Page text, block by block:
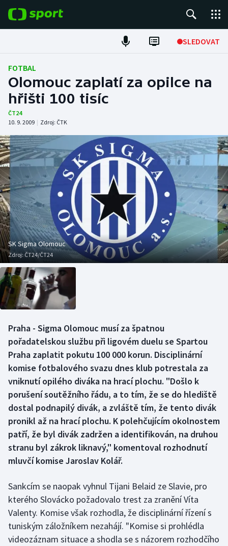
SLEDOVAT
Fotbal
Hokej
Tenis
Atletika
Cyklistika
DALŠÍ SPORTY
Americký fotbal
Baseball a softbal
Basketbal
Biatlon
Boby a skeleton
Box
Curling
Dostihy
Florbal
Futsal
Golf
Gymnastika
Házená
Jezdectví
NEPŘEHLÉDNĚTE
Soutěže
Historické návraty
Aplikace ČT sport
AZ kvíz
FOTBAL
Olomouc zaplatí za opilce na
hřišti 100 tisíc
ČT24
10. 9. 2009 | Zdroj: ČTK
SK Sigma Olomouc
Zdroj: ČT24/ČT24
Praha - Sigma Olomouc musí za špatnou
pořadatelskou službu při ligovém duelu se Spartou
Praha zaplatit pokutu 100 000 korun. Disciplinární
komise fotbalového svazu dnes klub potrestala za
vniknutí opilého diváka na hrací plochu. "Došlo k
porušení soutěžního řádu, a to tím, že se do hlediště
dostal podnapilý divák, a zvláště tím, že tento divák
pronikl až na hrací plochu. K polehčujícím okolnostem
patří, že byl divák zadržen a identifikován, na druhou
stranu byl zákrok liknavý," komentoval rozhodnutí
mluvčí komise Jaroslav Kolář.
Sankcím se naopak vyhnul Tijani Belaid ze Slavie, pro
kterého Slovácko požadovalo trest za zranění Víta
Valenty. Komise však rozhodla, že disciplinární řízení s
tuniským záložníkem nezahájí. "Komise si prohlédla
videozáznam situace a shodla se s názorem rozhodčího